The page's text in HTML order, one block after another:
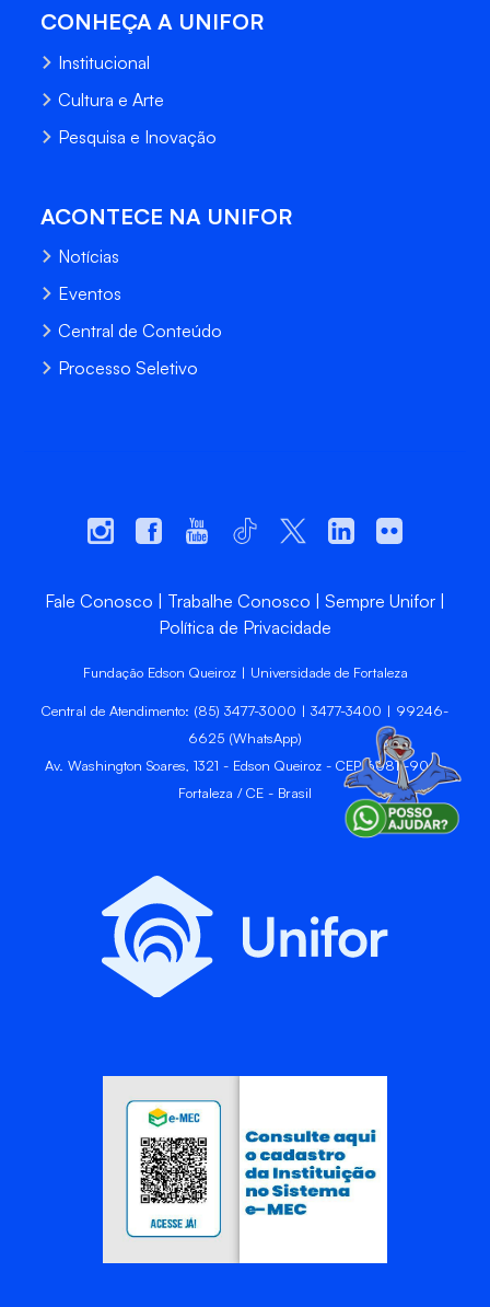
CONHEÇA A UNIFOR
Institucional
Cultura e Arte
Pesquisa e Inovação
ACONTECE NA UNIFOR
Notícias
Eventos
Central de Conteúdo
Processo Seletivo
Fale Conosco Trabalhe Conosco
Sempre Unifor
Política de Privacidade
Fundação Edson Queiroz | Universidade de Fortaleza
Central de Atendimento: (85) 3477-3000 | 3477-3400 | 99246-
6625 (WhatsApp)
Av. Washington Soares, 1321 - Edson Queiroz - CEP 60811-905 -
Fortaleza / CE - Brasil